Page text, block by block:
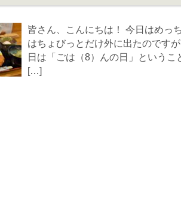
皆さん、こんにちは！ 今日はめっ
はちょびっとだけ外に出たのです
日は「ごは（8）んの日」という
[…]